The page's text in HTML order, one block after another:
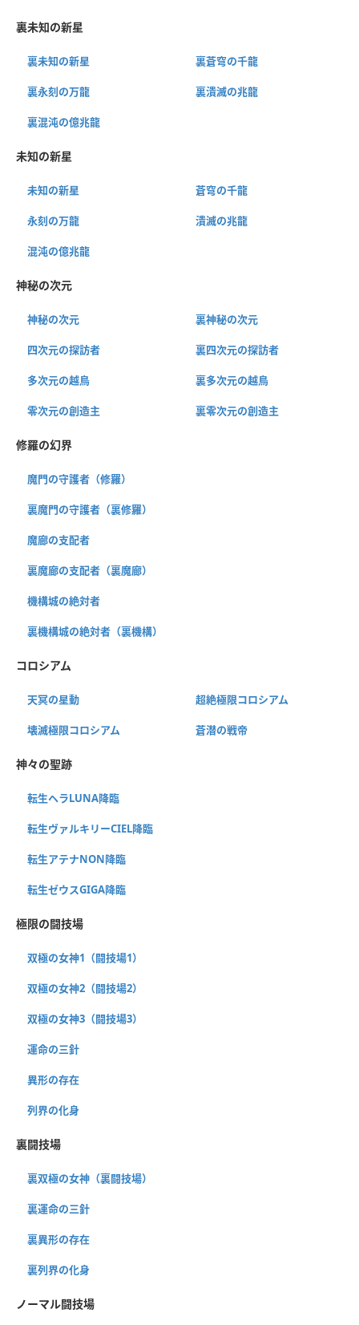
裏未知の新星
裏未知の新星 裏蒼穹の千龍
裏永刻の万龍 裏潰滅の兆龍
裏混沌の億兆龍
未知の新星
未知の新星 蒼穹の千龍
永刻の万龍 潰滅の兆龍
混沌の億兆龍
神秘の次元
神秘の次元 裏神秘の次元
四次元の探訪者 裏四次元の探訪者
多次元の越鳥 裏多次元の越鳥
零次元の創造主 裏零次元の創造主
修羅の幻界
魔門の守護者（修羅）
裏魔門の守護者（裏修羅）
魔廊の支配者
裏魔廊の支配者（裏魔廊）
機構城の絶対者
裏機構城の絶対者（裏機構）
コロシアム
天冥の星動 超絶極限コロシアム
壊滅極限コロシアム 蒼潜の戦帝
神々の聖跡
転生ヘラLUNA降臨
転生ヴァルキリーCIEL降臨
転生アテナNON降臨
転生ゼウスGIGA降臨
極限の闘技場
双極の女神1（闘技場1）
双極の女神2（闘技場2）
双極の女神3（闘技場3）
運命の三針
異形の存在
列界の化身
裏闘技場
裏双極の女神（裏闘技場）
裏運命の三針
裏異形の存在
裏列界の化身
ノーマル闘技場